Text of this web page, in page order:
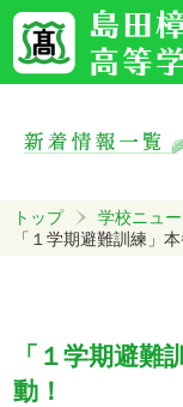
トップ
学校ニュー
「１学期避難訓練」
「１学期避
動！